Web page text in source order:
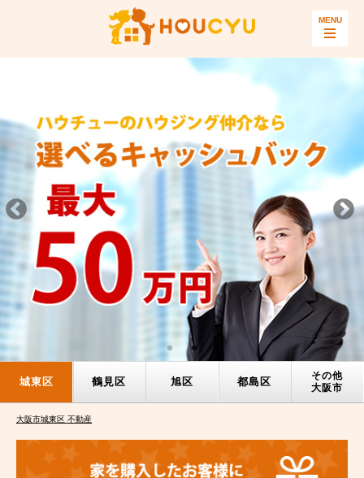
城東区 鶴見区 旭区 都島区
その他
大阪市
大阪市城東区 不動産